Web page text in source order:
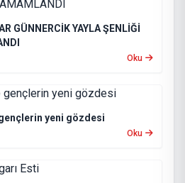
GÜNNERCİK YAYLA ŞENLİĞİ
Oku
yeni gözdesi
Oku